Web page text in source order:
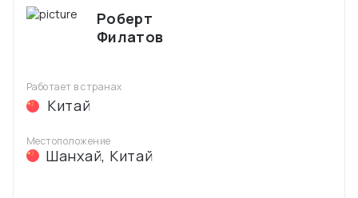
Роберт
Филатов
Работает в странах
Китай
Местоположение
Шанхай, Китай